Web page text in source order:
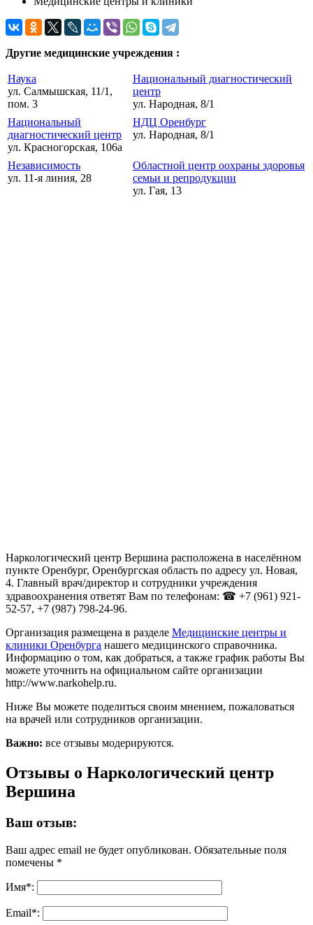
Другие медицинские учреждения :
Наука
ул. Салмышская, 11/1,
пом. 3
Национальный диагностический
центр
ул. Народная, 8/1
Национальный
диагностический центр
ул. Красногорская, 106а
НДЦ Оренбург
ул. Народная, 8/1
Независимость
ул. 11-я линия, 28
Областной центр оохраны здоровья
семьи и репродукции
ул. Гая, 13
Наркологический центр Вершина расположена в населённом
пункте Оренбург, Оренбургская область по адресу ул. Новая,
4. Главный врач/директор и сотрудники учреждения
здравоохранения ответят Вам по телефонам: ☎ +7 (961) 921-
52-57, +7 (987) 798-24-96.
Организация размещена в разделе Медицинские центры и
клиники Оренбурга нашего медицинского справочника.
Информацию о том, как добраться, а также график работы Вы
можете уточнить на официальном сайте организации
http://www.narkohelp.ru.
Ниже Вы можете поделиться своим мнением, пожаловаться
на врачей или сотрудников организации.
Важно: все отзывы модерируются.
Отзывы о Наркологический центр
Вершина
Ваш отзыв:
Ваш адрес email не будет опубликован. Обязательные поля
помечены *
Имя*:
Email*: